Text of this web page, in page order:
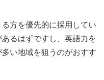
方を優先的に採用してい
るはずですし、英語力を
い地域を狙うのがおすす